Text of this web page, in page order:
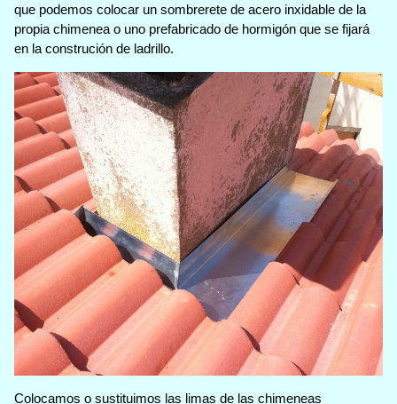
que podemos colocar un sombrerete de acero inxidable de la
propia chimenea o uno prefabricado de hormigón que se fijará
en la construción de ladrillo.
Colocamos o sustituimos las limas de las chimeneas